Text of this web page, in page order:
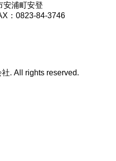
浦町安登
：0823-84-3746
. All rights reserved.